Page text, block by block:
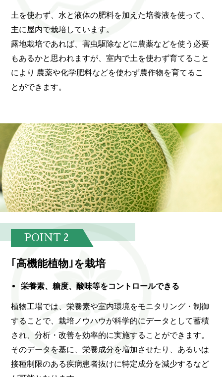
土を使わず、水と液体の肥料を加えた培養液を使って、
主に屋内で栽培しています。
露地栽培であれば、害虫駆除などに農薬などを使う必要
もあるかと思われますが、室内で土を使わず育てること
により 農薬や化学肥料などを使わず農作物を育てるこ
とができます。
POINT
｢高機能植物｣を栽培
栄養素、糖度、酸味等をコントロールできる
植物工場では、栄養素や室内環境をモニタリング・制御
することで、栽培ノウハウが科学的にデータとして蓄積
され、分析・改善を効率的に実施することができます。
そのデータを基に、栄養成分を増加させたり、あるいは
接種制限のある疾病患者抜けに特定成分を減少するなど